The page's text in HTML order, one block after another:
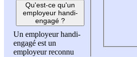
Qu'est-ce qu'un
employeur handi-
engagé ?
Un employeur handi-
engagé est un
employeur reconnu